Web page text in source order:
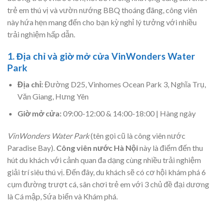
trẻ em thú vị và vườn nướng BBQ thoáng đãng, công viên
này hứa hẹn mang đến cho bạn kỳ nghỉ lý tưởng với nhiều
trải nghiệm hấp dẫn.
1. Địa chỉ và giờ mở cửa VinWonders Water
Park
Địa chỉ:Đường D25, Vinhomes Ocean Park 3, Nghĩa Trụ,
Văn Giang, Hưng Yên
Giờ mở cửa:09:00-12:00 & 14:00-18:00 | Hàng ngày
VinWonders Water Park(tên gọi cũ là công viên nước
Paradise Bay). Công viên nước Hà Nộinày là điểm đến thu
hút du khách với cảnh quan đa dạng cùng nhiều trải nghiệm
giải trí siêu thú vị. Đến đây, du khách sẽ có cơ hội khám phá 6
cụm đường trượt cá, sân chơi trẻ em với 3 chủ đề đại dương
là Cá mập, Sứa biển và Khám phá.